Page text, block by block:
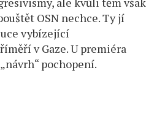
OSN nechce. Ty jí
vybízející
v Gaze. U premiéra
pochopení.